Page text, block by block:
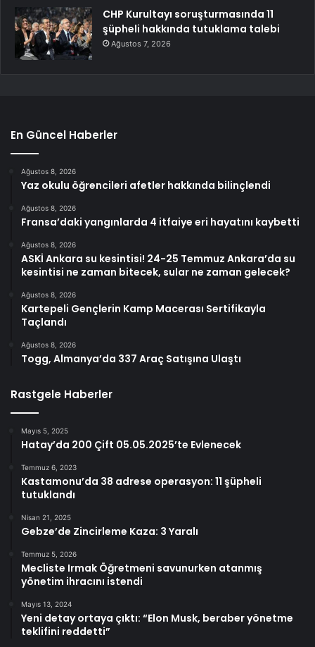
CHP Kurultayı soruşturmasında 11
şüpheli hakkında tutuklama talebi
Ağustos 7, 2026
En Güncel Haberler
Ağustos 8, 2026
Yaz okulu öğrencileri afetler hakkında bilinçlendi
Ağustos 8, 2026
Fransa’daki yangınlarda 4 itfaiye eri hayatını kaybetti
Ağustos 8, 2026
ASKİ Ankara su kesintisi! 24-25 Temmuz Ankara’da su
kesintisi ne zaman bitecek, sular ne zaman gelecek?
Ağustos 8, 2026
Kartepeli Gençlerin Kamp Macerası Sertifikayla
Taçlandı
Ağustos 8, 2026
Togg, Almanya’da 337 Araç Satışına Ulaştı
Rastgele Haberler
Mayıs 5, 2025
Hatay’da 200 Çift 05.05.2025’te Evlenecek
Temmuz 6, 2023
Kastamonu’da 38 adrese operasyon: 11 şüpheli
tutuklandı
Nisan 21, 2025
Gebze’de Zincirleme Kaza: 3 Yaralı
Temmuz 5, 2026
Mecliste Irmak Öğretmeni savunurken atanmış
yönetim ihracını istendi
Mayıs 13, 2024
Yeni detay ortaya çıktı: “Elon Musk, beraber yönetme
teklifini reddetti”